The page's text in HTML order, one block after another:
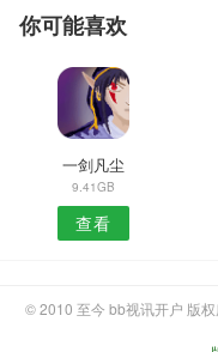
你可能喜欢
一剑凡尘
9.41GB
查看
© 2010 至今 bb视讯开户 版